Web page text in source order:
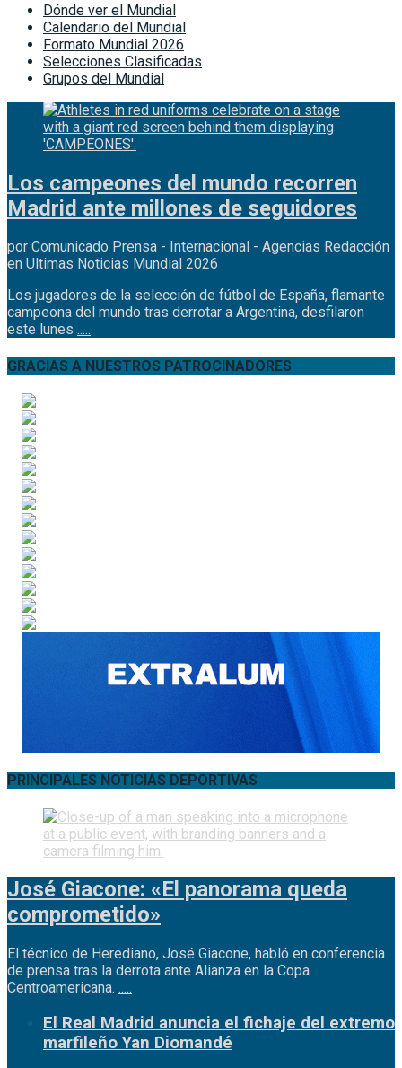
Dónde ver el Mundial
Calendario del Mundial
Formato Mundial 2026
Selecciones Clasificadas
Grupos del Mundial
Los campeones del mundo recorren
Madrid ante millones de seguidores
por Comunicado Prensa - Internacional - Agencias Redacción
en Ultimas Noticias Mundial 2026
Los jugadores de la selección de fútbol de España, flamante
campeona del mundo tras derrotar a Argentina, desfilaron
este lunes .....
GRACIAS A NUESTROS PATROCINADORES
PRINCIPALES NOTICIAS DEPORTIVAS
José Giacone: «El panorama queda
comprometido»
El técnico de Herediano, José Giacone, habló en conferencia
de prensa tras la derrota ante Alianza en la Copa
Centroamericana. .....
El Real Madrid anuncia el fichaje del extremo
marfileño Yan Diomandé